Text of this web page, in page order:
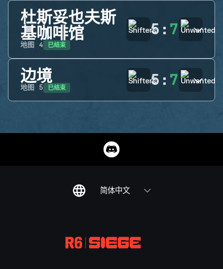
杜斯妥也夫斯
基咖啡馆
地图 4 已结束
5 : 7
边境
地图 5 已结束 5 : 7
简体中文